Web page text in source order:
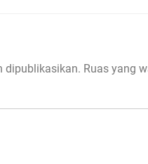
dipublikasikan. Ruas yang